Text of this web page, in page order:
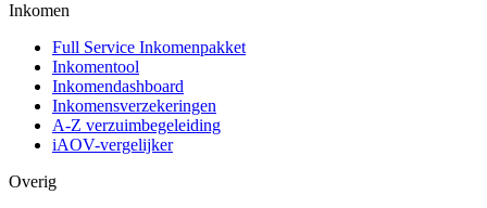
Inkomen
Full Service Inkomenpakket
Inkomentool
Inkomendashboard
Inkomensverzekeringen
A-Z verzuimbegeleiding
iAOV-vergelijker
Overig